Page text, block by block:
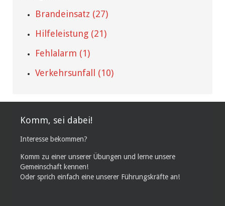
Brandeinsatz (27)
Hilfeleistung (21)
Fehlalarm (1)
Verkehrsunfall (10)
Komm, sei dabei!
Interesse bekommen?
Komm zu einer unserer Übungen und lerne unsere
Gemeinschaft kennen!
Oder sprich einfach eine unserer Führungskräfte an!